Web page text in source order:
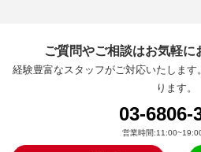
ご質問やご相談はお気軽に
経験豊富なスタッフがご対応いたしま
ります。
03-6806-
営業時間